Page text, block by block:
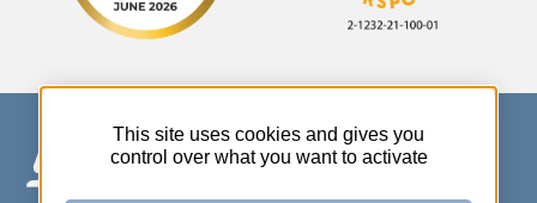
This site uses cookies and gives you
control over what you want to activate